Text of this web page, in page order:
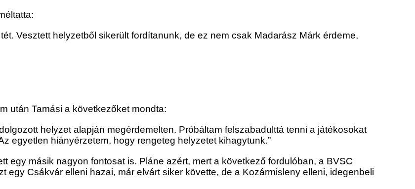
Vesztett helyzetből sikerült fordítanunk, de ez nem csak Madarász Márk érdeme,
után Tamási a következőket mondta:
helyzet alapján megérdemelten. Próbáltam felszabadulttá tenni a játékosokat
egyetlen hiányérzetem, hogy rengeteg helyzetet kihagytunk.”
egy másik nagyon fontosat is. Pláne azért, mert a következő fordulóban, a BVSC
egy Csákvár elleni hazai, már elvárt siker követte, de a Kozármisleny elleni, idegenbeli